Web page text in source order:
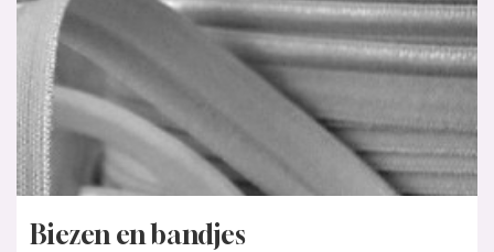
Biezen en bandjes